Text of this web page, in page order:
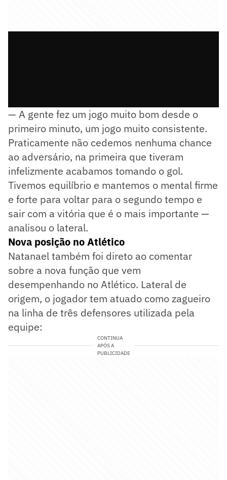
— A gente fez um jogo muito bom desde o
primeiro minuto, um jogo muito consistente.
Praticamente não cedemos nenhuma chance
ao adversário, na primeira que tiveram
infelizmente acabamos tomando o gol.
Tivemos equilíbrio e mantemos o mental firme
e forte para voltar para o segundo tempo e
sair com a vitória que é o mais importante —
analisou o lateral.
Nova posição no Atlético
Natanael também foi direto ao comentar
sobre a nova função que vem
desempenhando no Atlético. Lateral de
origem, o jogador tem atuado como zagueiro
na linha de três defensores utilizada pela
equipe:
CONTINUA
APÓS A
PUBLICIDADE